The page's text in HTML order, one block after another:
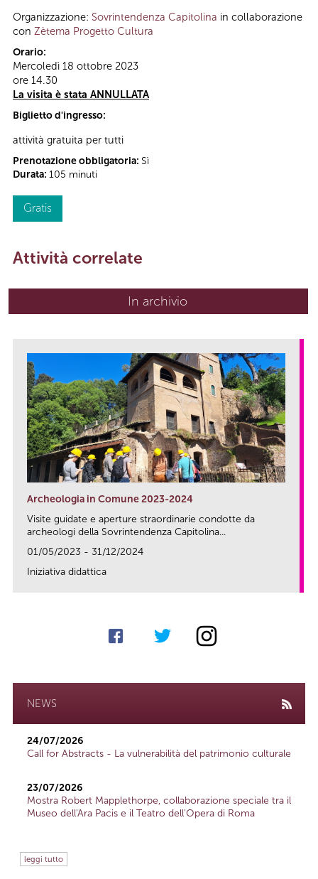
Organizzazione: Sovrintendenza Capitolina in collaborazione
con Zètema Progetto Cultura
Orario:
Mercoledì 18 ottobre 2023
ore 14.30
La visita è stata ANNULLATA
Biglietto d'ingresso:
attività gratuita per tutti
Prenotazione obbligatoria: Sì
Durata: 105 minuti
Gratis
Attività correlate
In archivio
Archeologia in Comune 2023-2024
Visite guidate e aperture straordinarie condotte da
archeologi della Sovrintendenza Capitolina...
01/05/2023 - 31/12/2024
Iniziativa didattica
NEWS
24/07/2026
Call for Abstracts - La vulnerabilità del patrimonio culturale
23/07/2026
Mostra Robert Mapplethorpe, collaborazione speciale tra il
Museo dell'Ara Pacis e il Teatro dell'Opera di Roma
leggi tutto